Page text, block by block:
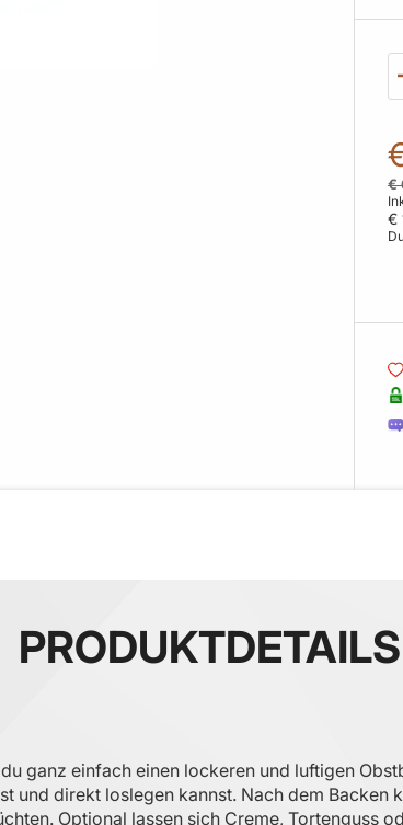
€
€
PRODUKTDETAILS
ganz einfach einen lockeren und luftigen
und direkt loslegen kannst. Nach dem Backen
Optional lassen sich Creme, Tortenguss